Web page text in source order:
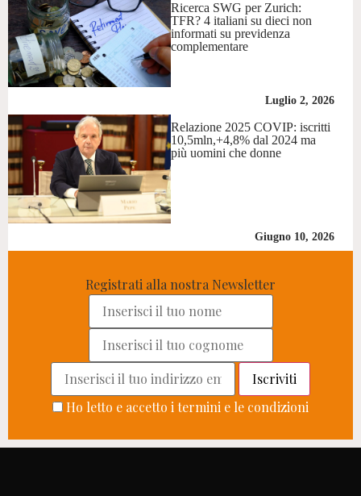
Ricerca SWG per Zurich:
TFR? 4 italiani su dieci non
informati su previdenza
complementare
Luglio 2, 2026
Relazione 2025 COVIP: iscritti
10,5mln,+4,8% dal 2024 ma
più uomini che donne
Giugno 10, 2026
Registrati alla nostra Newsletter
Ho letto e accetto i termini e le condizioni